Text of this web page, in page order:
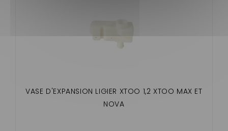
VASE D'EXPANSION LIGIER XTOO 1,2 XTOO MAX ET
NOVA